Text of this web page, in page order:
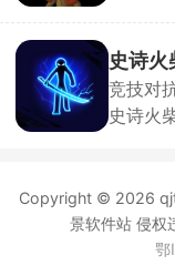
线索，
隐藏惊
角色对
响故事
史诗火
竞技对
史诗火
角色也
可领取
具独特
加一大
Copyright © 2026
景软件站 侵
鄂